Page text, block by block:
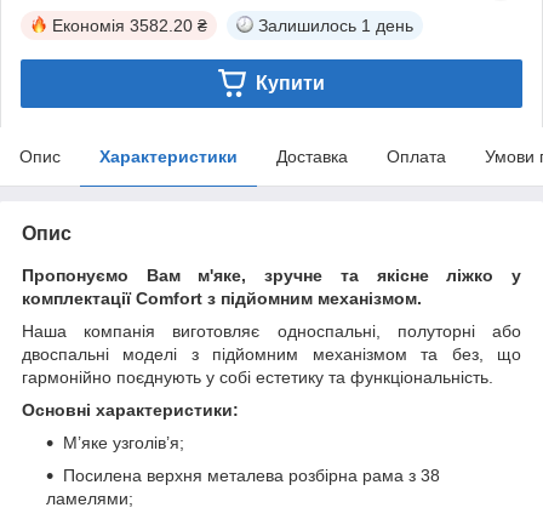
Економія 3582.20 ₴ Залишилось 1 день
Купити
Опис Характеристики Доставка Оплата Умови
Опис
Пропонуємо Вам м'яке, зручне та якiсне ліжко у
комплектації Comfort з підйомним механізмом.
Наша компанія виготовляє односпальні, полуторні або
двоспальні моделі з підйомним механізмом та без, що
гармонійно поєднують у собі естетику та функціональність.
Основні характеристики:
М’яке узголів’я;
Посилена верхня металева розбірна рама з 38
ламелями;